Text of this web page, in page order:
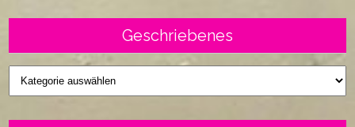
Geschriebenes
Geschriebenes